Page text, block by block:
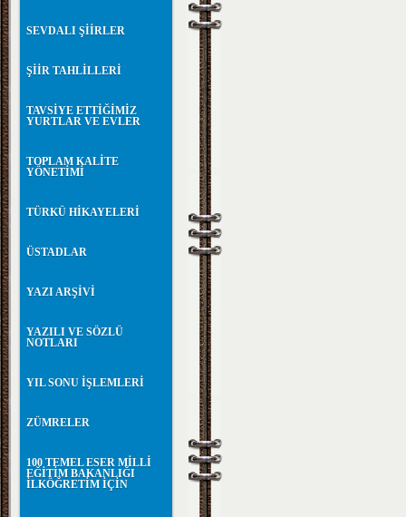
SEVDALI ŞİİRLER
ŞİİR TAHLİLLERİ
TAVSİYE ETTİĞİMİZ
YURTLAR VE EVLER
TOPLAM KALİTE
YÖNETİMİ
TÜRKÜ HİKAYELERİ
ÜSTADLAR
YAZI ARŞİVİ
YAZILI VE SÖZLÜ
NOTLARI
YIL SONU İŞLEMLERİ
ZÜMRELER
100 TEMEL ESER MİLLİ
EĞİTİM BAKANLIĞI
İLKÖĞRETİM İÇİN